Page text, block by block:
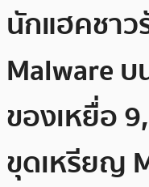
นักแฮคชาว
Malware
ของเหยื่อ
ขุดเหรียญ